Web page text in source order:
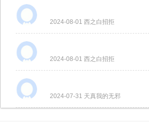
2024-08-01 西之白招拒
2024-08-01 西之白招拒
2024-07-31 天真我的无邪